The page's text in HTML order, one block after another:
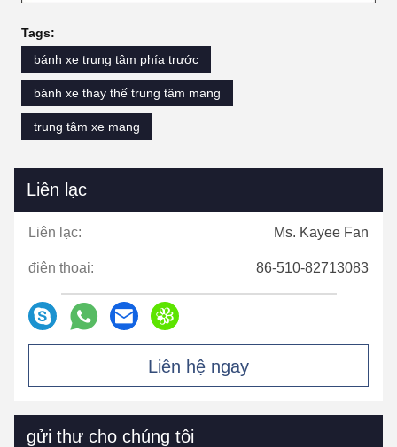
Tags:
bánh xe trung tâm phía trước
bánh xe thay thế trung tâm mang
trung tâm xe mang
Liên lạc
Liên lạc: Ms. Kayee Fan
điện thoại: 86-510-82713083
Liên hệ ngay
gửi thư cho chúng tôi